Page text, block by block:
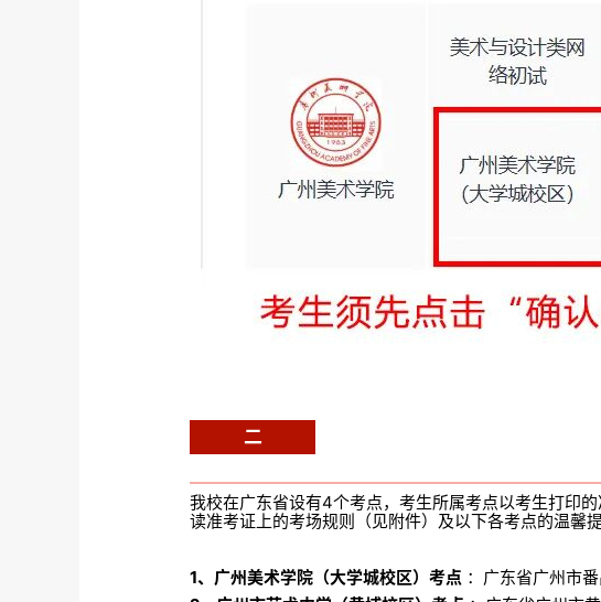
二
我校在广东省设有4个考点，考生所属考点以考生打印
读准考证上的考场规则（见附件）及以下各考点的温馨
1、广州美术学院（大学城校区）考点 ：广东省广州市